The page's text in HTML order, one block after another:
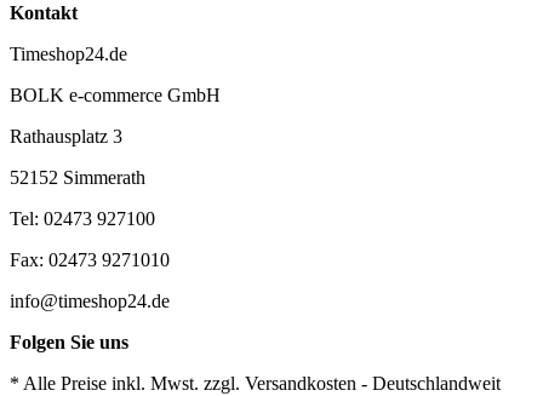
Kontakt
Timeshop24.de
BOLK e-commerce GmbH
Rathausplatz 3
52152 Simmerath
Tel: 02473 927100
Fax: 02473 9271010
info@timeshop24.de
Folgen Sie uns
* Alle Preise inkl. Mwst. zzgl. Versandkosten - Deutschlandweit